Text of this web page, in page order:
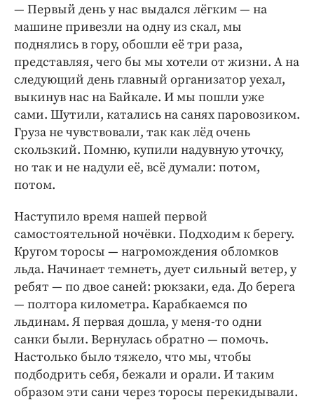
— Первый день у нас выдался лёгким — на
машине привезли на одну из скал, мы
поднялись в гору, обо­шли её три раза,
представляя, чего бы мы хотели от жизни. А на
следующий день главный организатор уехал,
выкинув нас на Байкале. И мы пошли уже
сами. Шутили, катались на санях паровозиком.
Груза не чувствовали, так как лёд очень
скользкий. Помню, купили надувную уточку,
но так и не надули её, всё думали: потом,
потом.
Наступило время нашей первой
самостоятельной ночёвки. Подходим к берегу.
Кругом торосы — нагромождения обломков
льда. Начинает темнеть, дует сильный ветер, у
ребят — по двое саней: рюкзаки, еда. До берега
— полтора километра. Карабкаемся по
льдинам. Я первая дошла, у меня-то одни
санки были. Вернулась обратно — помочь.
Настолько было тяжело, что мы, чтобы
подбодрить себя, бежали и орали. И таким
образом эти сани через торосы перекидывали.